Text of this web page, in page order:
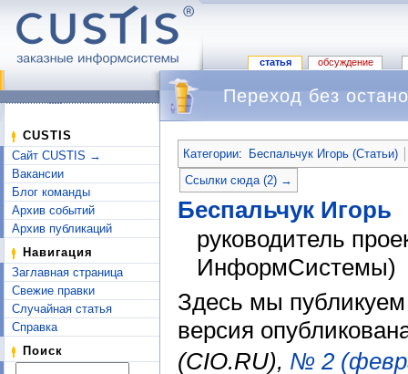
статья обсуждение
CUSTIS
Сайт CUSTIS →
Вакансии
Блог команды
Архив событий
Архив публикаций
Навигация
Заглавная страница
Свежие правки
Случайная статья
Справка
Поиск
Переход без
Категории: Беспальчук Игорь (Статьи)
Ссылки сюда (2) →
Беспальчук Игорь
руководитель
ИнформСистемы)
Здесь мы
версия
(CIO.RU), № 2